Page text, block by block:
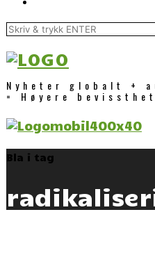
Nyheter globalt +
= Høyere bevissthet
Bla i tag